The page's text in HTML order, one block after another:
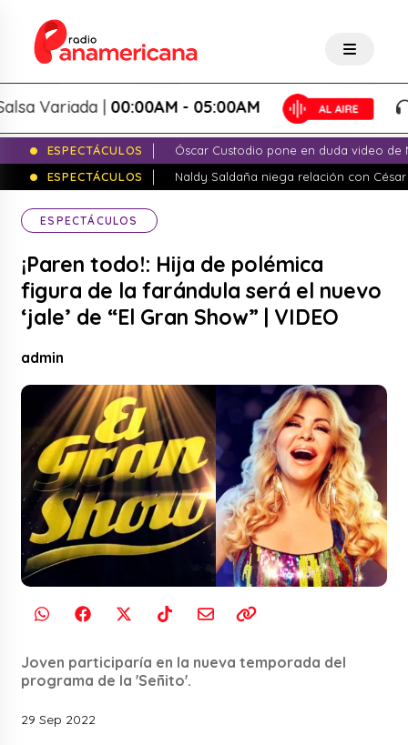
Variada |00:00AM - 05:00AM
ESPECTÁCULOS
Óscar Custodio pone en duda video de
ESPECTÁCULOS
Naldy Saldaña niega relación con
ESPECTÁCULOS
¡Paren todo!: Hija de polémica
figura de la farándula será el nuevo
‘jale’ de “El Gran Show” | VIDEO
admin
Joven participaría en la nueva temporada del
programa de la 'Señito'.
29 Sep 2022